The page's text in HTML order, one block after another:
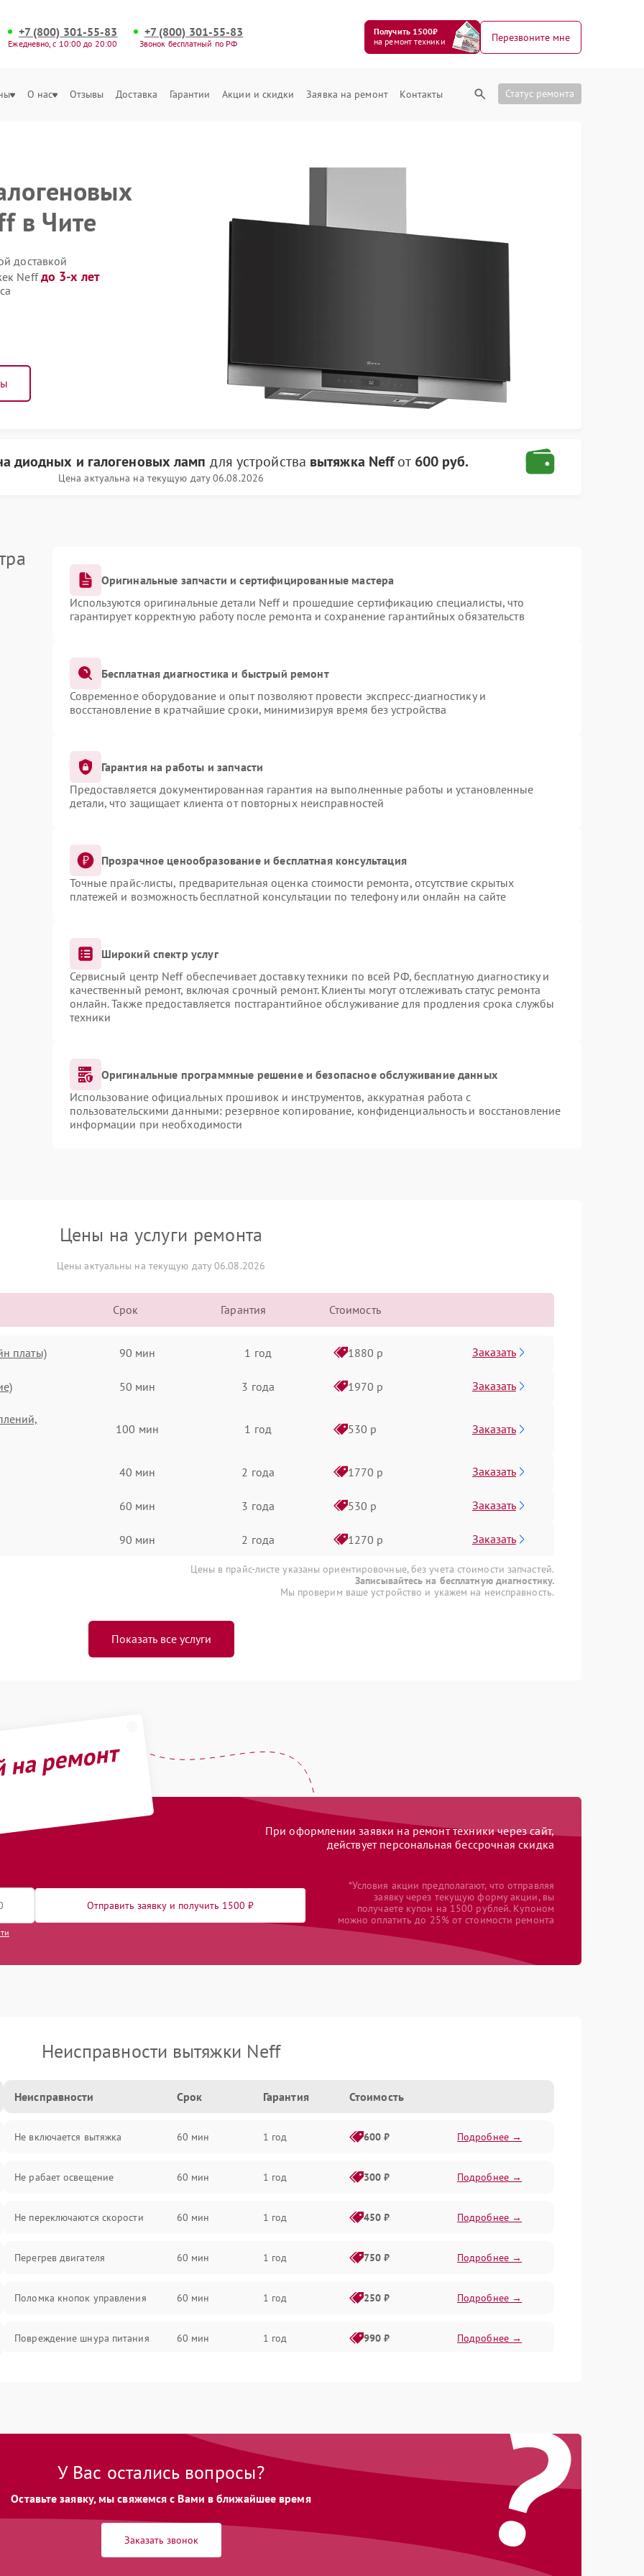
+7 (800) 301-55-83
Ежедневно, с 10:00 до 20:00
+7 (800) 301-55-83
Звонок бесплатный по РФ
Получить 1500₽
на ремонт техники
Перезвоните мне
О нас Отзывы Доставка Гарантии Акции и скидки Заявка на ремонт Контакты Статус ремонта
в Чите
доставкой
Neffдо 3-х лет
диодных и галогеновых ламп для устройства вытяжка Neffот 600 руб.
Цена актуальна на текущую дату 06.08.2026
Оригинальные запчасти и сертифицированные мастера
Используются оригинальные детали Neff и прошедшие сертификацию специалисты, что
гарантирует корректную работу после ремонта и сохранение гарантийных обязательств
Бесплатная диагностика и быстрый ремонт
Современное оборудование и опыт позволяют провести экспресс-диагностику и
восстановление в кратчайшие сроки, минимизируя время без устройства
Гарантия на работы и запчасти
Предоставляется документированная гарантия на выполненные работы и установленные
детали, что защищает клиента от повторных неисправностей
Прозрачное ценообразование и бесплатная консультация
Точные прайс-листы, предварительная оценка стоимости ремонта, отсутствие скрытых
платежей и возможность бесплатной консультации по телефону или онлайн на сайте
Широкий спектр услуг
Сервисный центр Neff обеспечивает доставку техники по всей РФ, бесплатную диагностику и
качественный ремонт, включая срочный ремонт. Клиенты могут отслеживать статус ремонта
онлайн. Также предоставляется постгарантийное обслуживание для продления срока службы
техники
Оригинальные программные решение и безопасное обслуживание данных
Использование официальных прошивок и инструментов, аккуратная работа с
пользовательскими данными: резервное копирование, конфиденциальность и восстановление
информации при необходимости
Цены на услуги ремонта
Цены актуальны на текущую дату 06.08.2026
Срок Гарантия Стоимость
платы) 90 мин 1 год 1880 р Заказать
50 мин 3 года 1970 р Заказать
100 мин 1 год 530 р Заказать
40 мин 2 года 1770 р Заказать
60 мин 3 года 530 р Заказать
90 мин 2 года 1270 р Заказать
Цены в прайс-листе указаны ориентировочные, без учета стоимости запчастей.
Записывайтесь на бесплатную диагностику.
Мы проверим ваше устройство и укажем на неисправность.
Показать все услуги
ремонт
При оформлении заявки на ремонт техники через сайт,
действует персональная бессрочная скидка
Отправить заявку и получить 1500 ₽
*Условия акции предполагают, что отправляя
заявку через текущую форму акции, вы
получаете купон на 1500 рублей. Купоном
можно оплатить до 25% от стоимости ремонта
Неисправности вытяжки Neff
Неисправности Срок Гарантия Стоимость
Не включается вытяжка 60 мин 1 год 600 ₽ Подробнее →
Не рабает освещение 60 мин 1 год 300 ₽ Подробнее →
Не переключаются скорости 60 мин 1 год 450 ₽ Подробнее →
Перегрев двигателя 60 мин 1 год 750 ₽ Подробнее →
Поломка кнопок управления 60 мин 1 год 250 ₽ Подробнее →
Повреждение шнура питания 60 мин 1 год 990 ₽ Подробнее →
конденсатора
1 год
Подробнее →
?
У Вас остались вопросы?
Оставьте заявку, мы свяжемся с Вами в ближайшее время
Заказать звонок